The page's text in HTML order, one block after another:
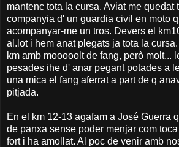
mantenc tota la cursa. Aviat me quedat
companyia d' un guardia civil en moto
acompanyar-me un tros. Devers el
al.lot i hem anat plegats ja tota la
km amb mooooolt de fang, però molt...
pesades ihe d' anar pegant potades a
una mica el fang aferrat a part de q
pitjada.
En el km 12-13 agafam a José Guerra
de panxa sense poder menjar com
fort i ha amollat. Al poc de venir amb